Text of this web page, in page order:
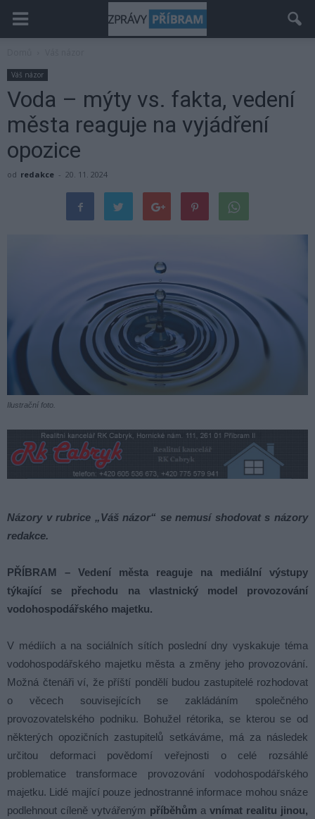
Váš názor
Voda – mýty vs. fakta, vedení
města reaguje na vyjádření
opozice
od redakce - 20. 11. 2024
Ilustrační foto.
Názory v rubrice „Váš názor“ se nemusí shodovat s názory
redakce.
PŘÍBRAM – Vedení města reaguje na mediální výstupy
týkající se přechodu na vlastnický model provozování
vodohospodářského majetku.
V médiích a na sociálních sítích poslední dny vyskakuje téma
vodohospodářského majetku města a změny jeho provozování.
Možná čtenáři ví, že příští pondělí budou zastupitelé rozhodovat
o věcech souvisejících se zakládáním společného
provozovatelského podniku. Bohužel rétorika, se kterou se od
některých opozičních zastupitelů setkáváme, má za následek
určitou deformaci povědomí veřejnosti o celé rozsáhlé
problematice transformace provozování vodohospodářského
majetku. Lidé mající pouze jednostranné informace mohou snáze
podlehnout cíleně vytvářeným příběhům a vnímat realitu jinou,